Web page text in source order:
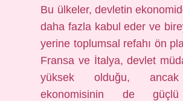
Bu ülkeler, devletin
daha fazla kabul eder ve
yerine toplumsal refahı ön
Fransa ve İtalya, devlet
yüksek olduğu,
ekonomisinin de